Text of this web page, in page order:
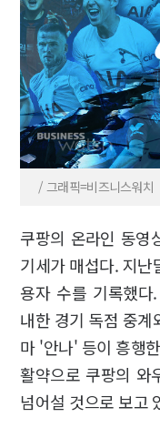
/ 그래픽=비즈니스워치
쿠팡의 온라인 동영
기세가 매섭다. 지난
용자 수를 기록했
내한 경기 독점 중계
마 '안나' 등이 흥행
활약으로 쿠팡의 와
넘어설 것으로 보고